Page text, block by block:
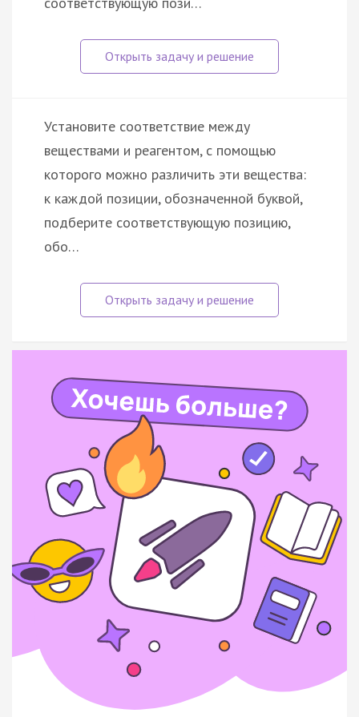
Установите соответствие между
веществами и реагентом, с помощью
которого можно различить эти вещества:
к каждой позиции, обозначенной буквой,
подберите соответствующую позицию,
обо…